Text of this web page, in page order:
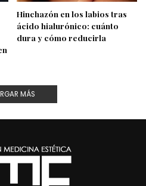
Hinchazón en los labios tras
ácido hialurónico: cuánto
dura y cómo reducirla
MÁS